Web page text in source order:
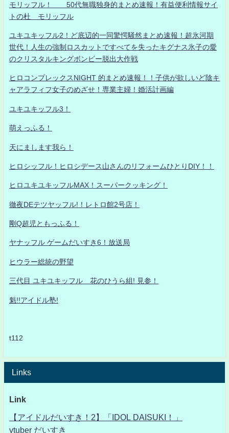
モリッフル！ 50代無職独身的まとめ速報！有益便利情報サイ
トの杜 モリッフル
ユキユキッフル2！ど底辺的一同驚愕騒然まとめ速報！超氷河期
世代！人生の強制ロスカットですべてを失ったキグナス氷子の愛
のクリスタルキングボンビー脱出大作戦
ヒロコンプレックスNIGHT 的まとめ速報！！子供が欲しいど陰キ
ャアラフィフ女子のめざせ！専業主婦！婚活計画編
ユキユキッフル3！
萌えっふる！
天にまします我ら！
ヒロシッフル！ヒロシデース山さんのリフォームひとりDIY！！
ヒロユキユキッフルMAX！スーパークッキング！
徹夜DEテツヤッフル!！レトロ館2号店！
剛Q超児ともっふる！
ヤナッフル ゲームだいすき6！放送局
ヒウラー総統の野望
三代目 ユキユキッフル 花のひうら組! 見参！
魁!!アイドル塾!
t112
Links
Link
【アイドルだいすき！2】「IDOL DAISUKI！」
vtuber だいすき